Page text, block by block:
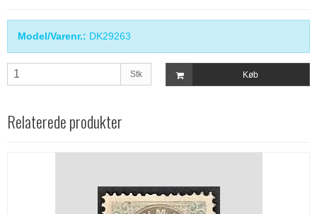
Model/Varenr.: DK29263
Stk Køb
Relaterede produkter